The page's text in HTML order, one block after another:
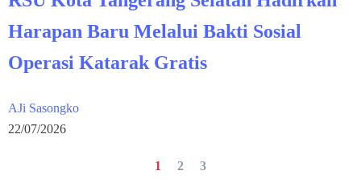
Harapan Baru Melalui Bakti Sosial
Operasi Katarak Gratis
AJi Sasongko
22/07/2026
1 2 3